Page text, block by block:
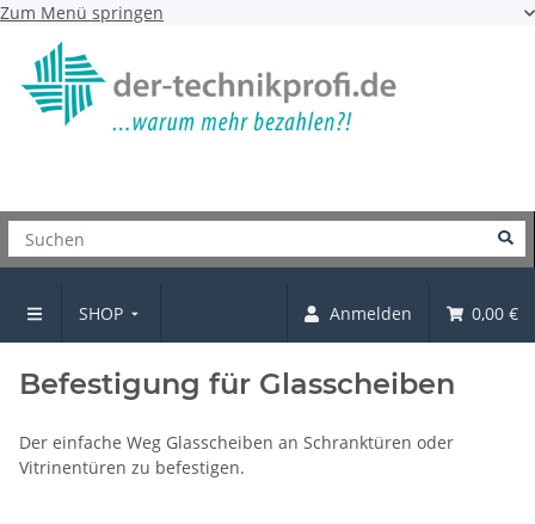
Zum Menü springen
SHOP Anmelden 0,00 €
SHOP
Befestigung für Glasscheiben
Der einfache Weg Glasscheiben an Schranktüren oder
Vitrinentüren zu befestigen.